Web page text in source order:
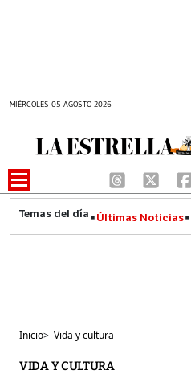
MIÉRCOLES 05 AGOSTO 2026
Últimas Noticias
Inicio> Vida y cultura
VIDA Y CULTURA